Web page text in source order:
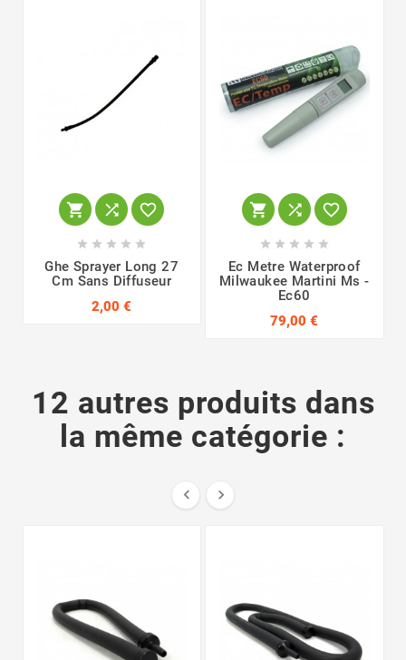
  
    
Ghe Sprayer Long 27
Cm Sans Diffuseur
2,00 €
  
    
Ec Metre Waterproof
Milwaukee Martini Ms -
Ec60
79,00 €
12 autres produits dans
la même catégorie :
 